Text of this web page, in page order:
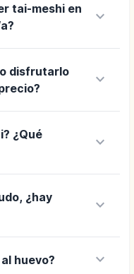
tai-meshi en
keyboard_arrow_down
disfrutarlo
keyboard_arrow_down
¿Qué
keyboard_arrow_down
¿hay
keyboard_arrow_down
huevo? keyboard_arrow_down